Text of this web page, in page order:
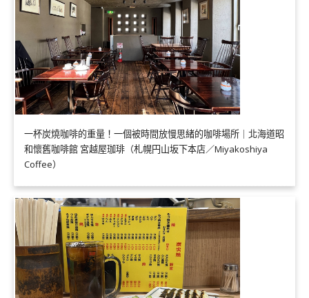
一杯炭燒咖啡的重量！一個被時間放慢思緒的咖啡場所｜北海道昭
和懷舊咖啡館 宮越屋珈琲（札幌円山坂下本店／Miyakoshiya
Coffee）